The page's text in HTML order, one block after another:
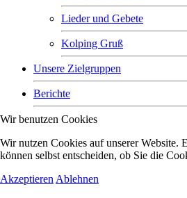
Lieder und Gebete
Kolping Gruß
Unsere Zielgruppen
Berichte
Wir benutzen Cookies
Wir nutzen Cookies auf unserer Website.
können selbst entscheiden, ob Sie die
Akzeptieren Ablehnen